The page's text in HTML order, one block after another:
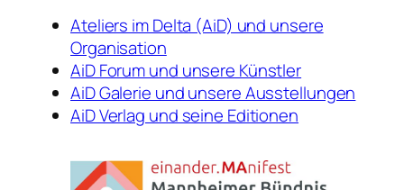
Ateliers im Delta (AiD) und unsere
Organisation
AiD Forum und unsere Künstler
AiD Galerie und unsere Ausstellungen
AiD Verlag und seine Editionen